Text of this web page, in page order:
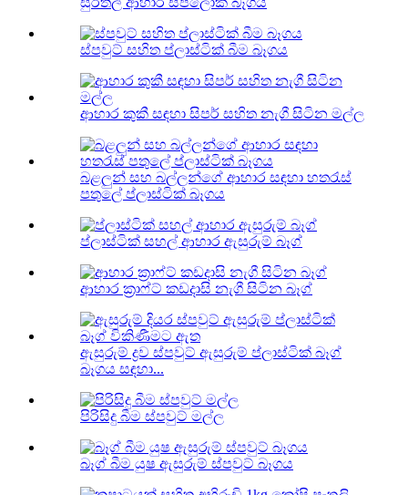
ස්පවුට් සහිත ප්ලාස්ටික් බීම බෑගය
ආහාර කුකී සඳහා සිපර් සහිත නැගී සිටින මල්ල
බළලුන් සහ බල්ලන්ගේ ආහාර සඳහා හතරැස්
පතුලේ ප්ලාස්ටික් බෑගය
ප්ලාස්ටික් සහල් ආහාර ඇසුරුම් බෑග්
ආහාර ක්‍රාෆ්ට් කඩදාසි නැගී සිටින බෑග්
ඇසුරුම් ද්‍රව ස්පවුට් ඇසුරුම් ප්ලාස්ටික් බෑග්
බෑගය සඳහා...
පිරිසිදු බීම ස්පවුට් මල්ල
බෑග් බීම යුෂ ඇසුරුම් ස්පවුට් බෑගය